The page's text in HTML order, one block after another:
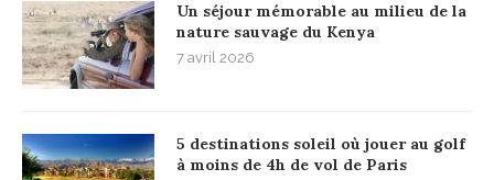
Un séjour mémorable au milieu de la
nature sauvage du Kenya
7 avril 2026
5 destinations soleil où jouer au golf
à moins de 4h de vol de Paris